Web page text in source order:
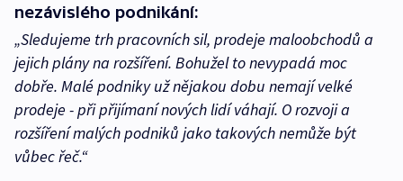
nezávislého podnikání:
„Sledujeme trh pracovních sil, prodeje maloobchodů a
jejich plány na rozšíření. Bohužel to nevypadá moc
dobře. Malé podniky už nějakou dobu nemají velké
prodeje - při přijímaní nových lidí váhají. O rozvoji a
rozšíření malých podniků jako takových nemůže být
vůbec řeč.“